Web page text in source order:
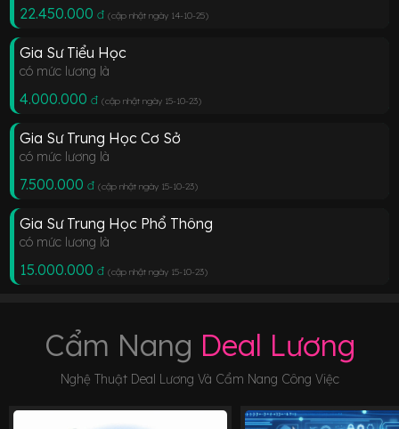
22.450.000 đ (cập nhật ngày 14-10-25)
Gia Sư Tiểu Học
có mức lương là
4.000.000 đ (cập nhật ngày 15-10-23)
Gia Sư Trung Học Cơ Sở
có mức lương là
7.500.000 đ (cập nhật ngày 15-10-23)
Gia Sư Trung Học Phổ Thông
có mức lương là
15.000.000 đ (cập nhật ngày 15-10-23)
Cẩm Nang Deal Lương
Nghệ Thuật Deal Lương Và Cẩm Nang Công Việc